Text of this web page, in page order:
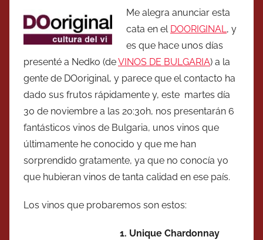
Me alegra anunciar esta
cata en el DOORIGINAL, y
es que hace unos días
presenté a Nedko (deVINOS DE BULGARIA) a la
gente de DOoriginal, y parece que el contacto ha
dado sus frutos rápidamente y, este martes día
30 de noviembre a las 20:30h, nos presentarán 6
fantásticos vinos de Bulgaria, unos vinos que
últimamente he conocido y que me han
sorprendido gratamente, ya que no conocía yo
que hubieran vinos de tanta calidad en ese país.
Los vinos que probaremos son estos:
1. Unique Chardonnay